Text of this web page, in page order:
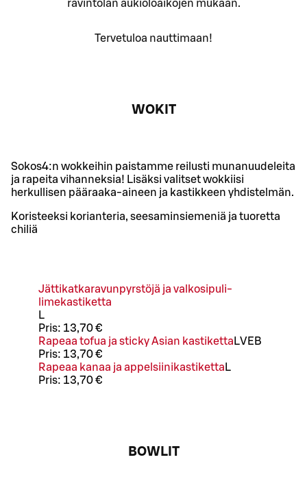
ravintolan aukioloaikojen mukaan.
Tervetuloa nauttimaan!
WOKIT
Sokos4:n wokkeihin paistamme reilusti munanuudeleita
ja rapeita vihanneksia! Lisäksi valitset wokkiisi
herkullisen pääraaka-aineen ja kastikkeen yhdistelmän.
Koristeeksi korianteria, seesaminsiemeniä ja tuoretta
chiliä
Jättikatkaravunpyrstöjä ja valkosipuli-
limekastiketta
L
Pris: 13,70 €
Rapeaa tofua ja sticky Asian kastiketta LVEB
Pris: 13,70 €
Rapeaa kanaa ja appelsiinikastiketta L
Pris: 13,70 €
BOWLIT